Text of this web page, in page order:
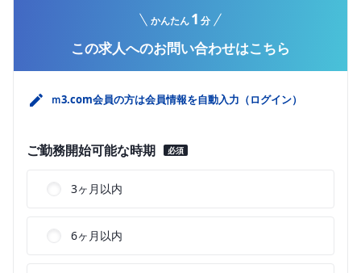
この求人へのお問い合わせはこちら
かんたん1 分
ｍ3.com会員の方は会員情報を自動入力（ログイン）
ご勤務開始可能な時期 必須
3ヶ月以内
6ヶ月以内